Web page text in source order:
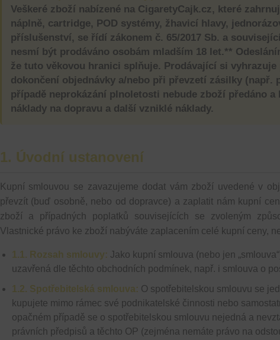
Veškeré zboží nabízené na CigaretyCajk.cz, které
náplně, cartridge, POD systémy, žhavicí hlavy,
příslušenství, se řídí zákonem č. 65/2017 Sb. a
nesmí být prodáváno osobám mladším 18 let.**
že tuto věkovou hranici splňuje. Prodávající si
dokončení objednávky a/nebo při převzetí zásilky (např.
případě neprokázání plnoletosti nebude zboží předáno
náklady na dopravu a další vzniklé náklady.
1. Úvodní ustanovení
Kupní smlouvou se zavazujeme dodat vám zboží uvedené v
převzít (buď osobně, nebo od dopravce) a zaplatit nám kupní
zboží a případných poplatků souvisejících se zvoleným
Vlastnické právo ke zboží nabýváte zaplacením celé kupní ceny,
1.1. Rozsah smlouvy: Jako kupní smlouva (nebo jen
uzavřená dle těchto obchodních podmínek, např. i smlouva o
1.2. Spotřebitelská smlouva: O spotřebitelskou smlouvu se
kupujete mimo rámec své podnikatelské činnosti nebo
opačném případě se o spotřebitelskou smlouvu nejedná a
právních předpisů a těchto OP (zejména nemáte právo na